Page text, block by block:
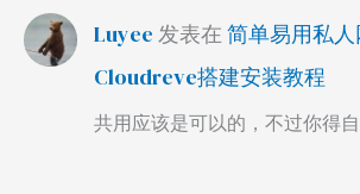
Luyee 发表在 简单易用私
Cloudreve搭建安装教程
共用应该是可以的，不过你得